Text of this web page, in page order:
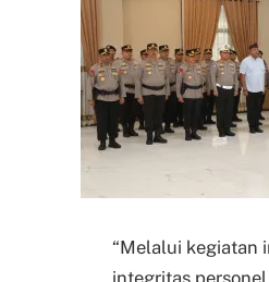
“Melalui kegiatan